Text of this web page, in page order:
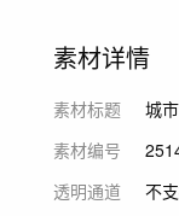
素材详情
素材标题
城
素材编号
透明通道
不